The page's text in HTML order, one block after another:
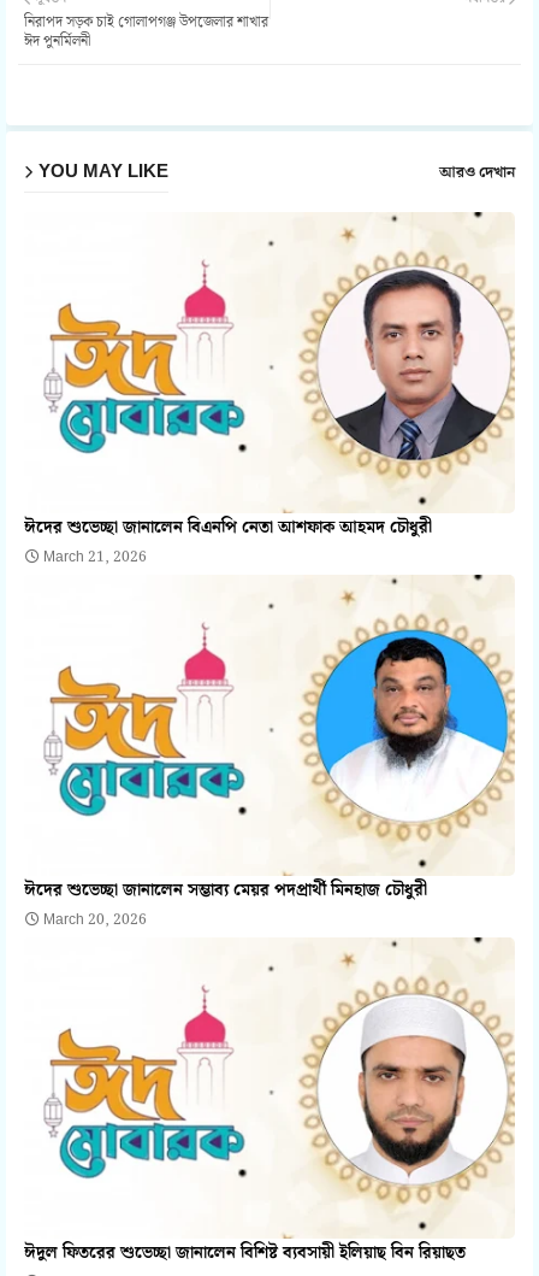
ter
নিরাপদ সড়ক চাই গোলাপগঞ্জ উপজেলার শাখার
ঈদ পুনর্মিলনী
YOU MAY LIKE আরও দেখান
ঈদের শুভেচ্ছা জানালেন বিএনপি নেতা আশফাক আহমদ চৌধুরী
March 21, 2026
ঈদের শুভেচ্ছা জানালেন সম্ভাব্য মেয়র পদপ্রার্থী মিনহাজ চৌধুরী
March 20, 2026
ঈদুল ফিতরের শুভেচ্ছা জানালেন বিশিষ্ট ব্যবসায়ী ইলিয়াছ বিন রিয়াছত